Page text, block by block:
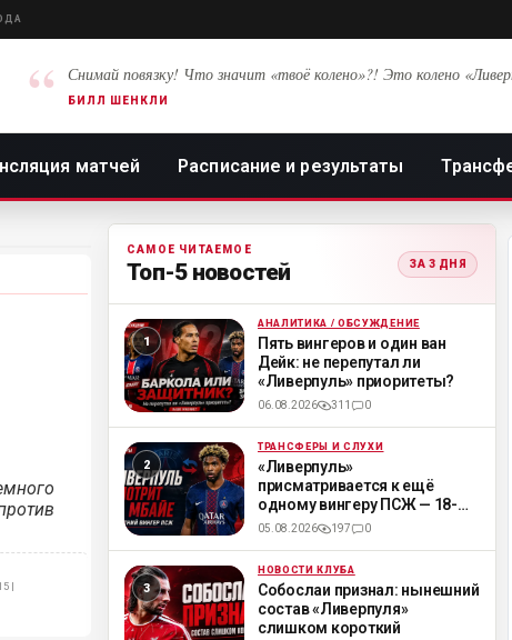
“ Снимай повязку! Что значит «твоё колено»?! Это колено
БИЛЛ ШЕНКЛИ
матчей Расписание и результаты
|
САМОЕ ЧИТАЕМОЕ
Топ-5 новостей ЗА 3 ДНЯ
ML АНАЛИТИКА / ОБСУЖДЕНИЕ
Пять вингеров и один ван
Дейк: не перепутал ли
«Ливерпуль» приоритеты?
06.08.2026 311 0
ML ТРАНСФЕРЫ И СЛУХИ
«Ливерпуль»
присматривается к ещё
одному вингеру ПСЖ — 18-
летнему Мбайе
05.08.2026 197 0
ML НОВОСТИ КЛУБА
Собослаи признал: нынешний
состав «Ливерпуля»
слишком короткий